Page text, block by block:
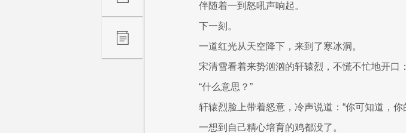
伴随着一到怒吼声响起。
下一刻。
一道红光从天空降下，来到了寒冰洞。
宋清雪看着来势汹汹的轩辕烈，不慌不忙地开口
“什么意思？”
轩辕烈脸上带着怒意，冷声说道：“你可知道，
一想到自己精心培育的鸡都没了。